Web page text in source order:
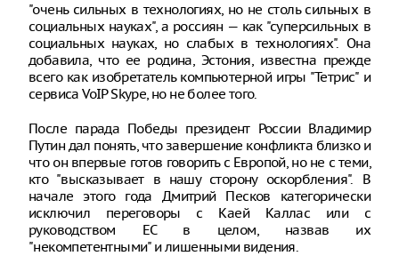
"очень сильных в технологиях, но не столь сильных в
социальных науках", а россиян — как "суперсильных в
социальных науках, но слабых в технологиях". Она
добавила, что ее родина, Эстония, известна прежде
всего как изобретатель компьютерной игры "Тетрис" и
сервиса VoIP Skype, но не более того.
После парада Победы президент России Владимир
Путин дал понять, что завершение конфликта близко и
что он впервые готов говорить с Европой, но не с теми,
кто "высказывает в нашу сторону оскорбления". В
начале этого года Дмитрий Песков категорически
исключил переговоры с Каей Каллас или с
руководством ЕС в целом, назвав их
"некомпетентными" и лишенными видения.